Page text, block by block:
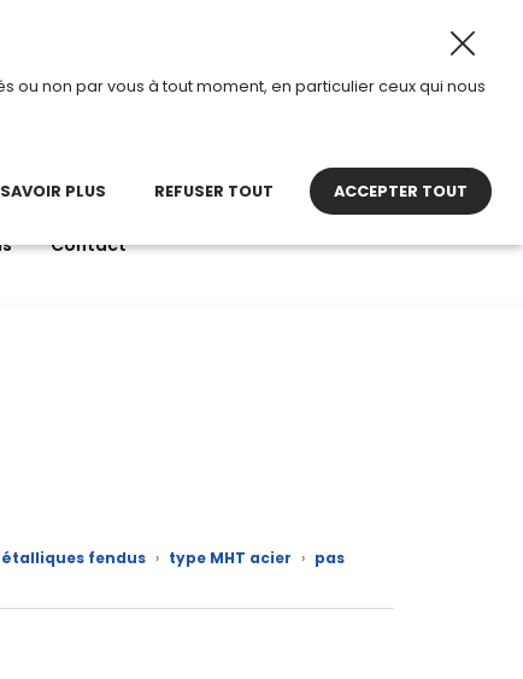
: 8h30 – 12h00 • 13h00 - 16h30
Contact
fendus › type MHT acier › pas
ou non par vous à tout moment, en particulier ceux qui nous
PLUS REFUSER TOUT ACCEPTER TOUT